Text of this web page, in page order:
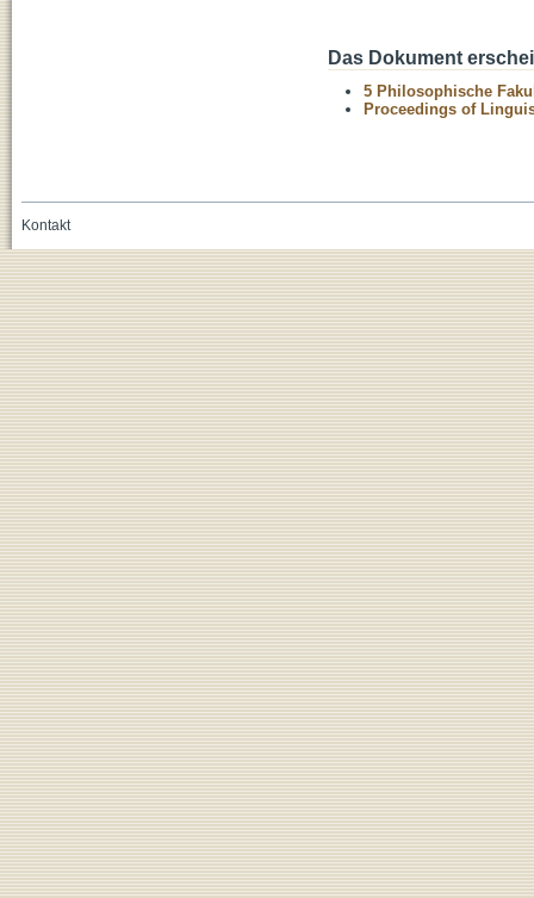
Das Dokument
5 Philosophische
Proceedings of
Kontakt